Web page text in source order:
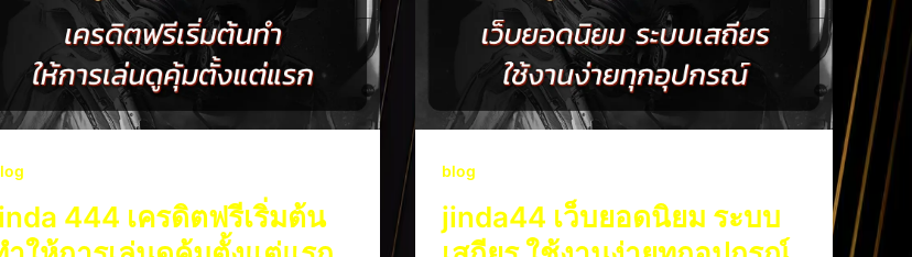
444 เครดิตฟรีเริ่มต้น
blog
jinda44 เว็บยอดนิยม ระบบ